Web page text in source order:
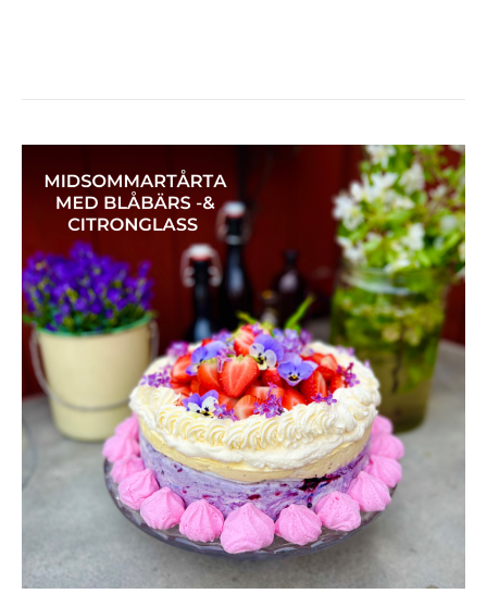
MIDSOMMARTÅRTA
JORDGUBBAR